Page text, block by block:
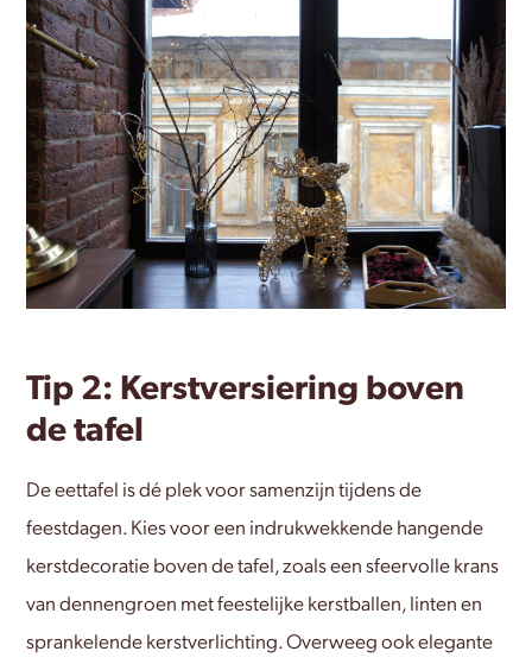
Tip 2: Kerstversiering boven
de tafel
De eettafel is dé plek voor samenzijn tijdens de
feestdagen. Kies voor een indrukwekkende hangende
kerstdecoratie boven de tafel, zoals een sfeervolle krans
van dennengroen met feestelijke kerstballen, linten en
sprankelende kerstverlichting. Overweeg ook elegante